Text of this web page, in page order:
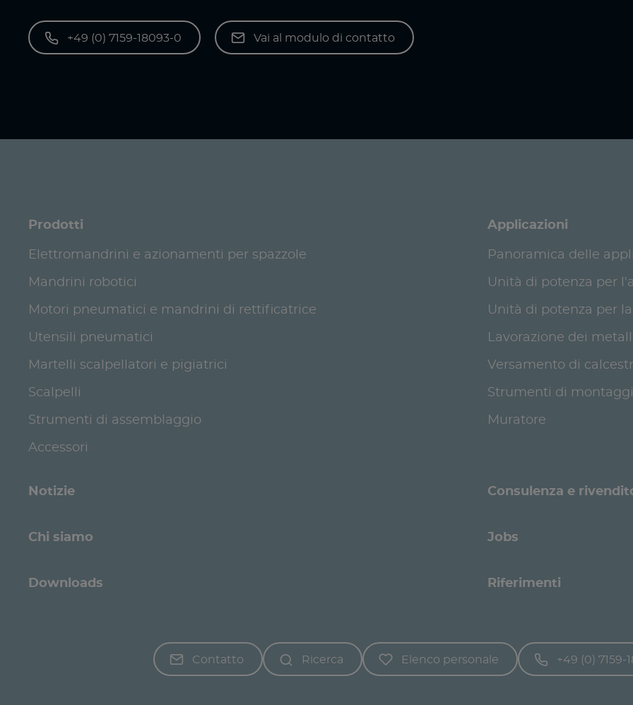
+49 (0) 7159-18093-0 Vai al modulo di contatto
Prodotti
Elettromandrini e azionamenti per spazzole
Mandrini robotici
Motori pneumatici e mandrini di rettificatrice
Utensili pneumatici
Martelli scalpellatori e pigiatrici
Scalpelli
Strumenti di assemblaggio
Accessori
Applicazioni
Panoramica delle
Unità di potenza per
Unità di potenza per
Lavorazione dei
Versamento di
Strumenti di
Muratore
Notizie Consulenza e
Chi siamo Jobs
Downloads Riferimenti
Contatto Ricerca Elenco personale +49 (0) 7159-